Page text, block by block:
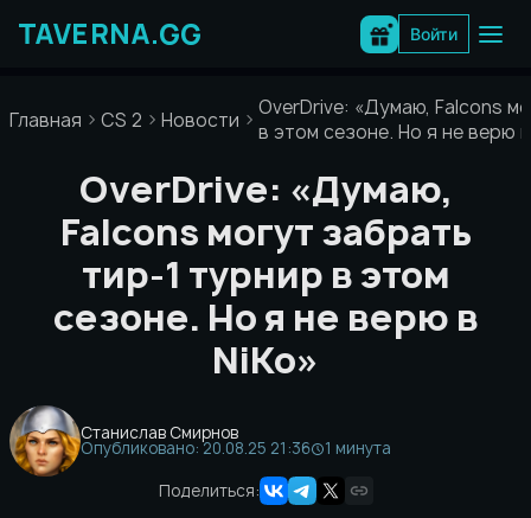
содержимому
Войти
Главная CS 2 Новости
OverDrive: «Думаю, Falcons
в этом сезоне. Но я не верю в
OverDrive: «Думаю,
Falcons могут забрать
тир-1 турнир в этом
сезоне. Но я не верю в
NiKo»
Станислав Смирнов
Опубликовано: 20.08.25 21:36
1 минута
Поделиться: